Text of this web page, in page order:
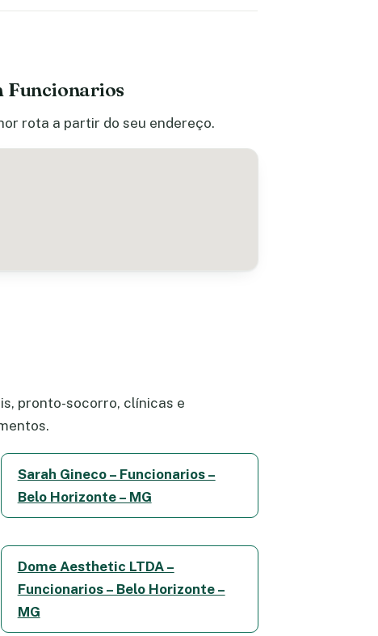
Funcionarios
rota a partir do seu endereço.
pronto-socorro, clínicas e
Sarah Gineco – Funcionarios –
Belo Horizonte – MG
Dome Aesthetic LTDA –
Funcionarios – Belo Horizonte –
MG